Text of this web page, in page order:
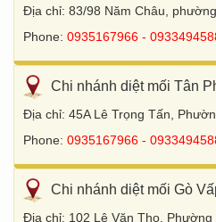
Địa chỉ: 83/98 Năm Châu,
Phone: 0935167966 -
Chi nhánh diệt mối Tân
Địa chỉ: 45A Lê Trọng Tấn,
Phone: 0935167966 -
Chi nhánh diệt mối Gò
Địa chỉ: 102 Lê Văn Thọ, Phường